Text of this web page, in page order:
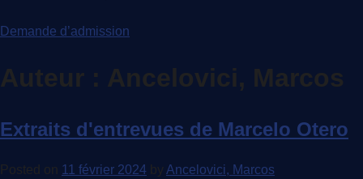
Demande d’admission
Auteur : Ancelovici, Marcos
Extraits d'entrevues de Marcelo Otero
Posted on 11 février 2024 by Ancelovici, Marcos